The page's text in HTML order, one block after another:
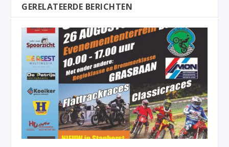
GERELATEERDE BERICHTEN